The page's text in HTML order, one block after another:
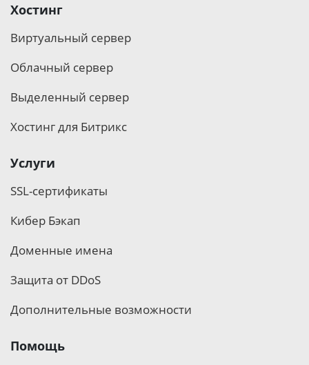
Хостинг
Виртуальный сервер
Облачный сервер
Выделенный сервер
Хостинг для Битрикс
Услуги
SSL-сертификаты
Кибер Бэкап
Доменные имена
Защита от DDoS
Дополнительные возможности
Помощь